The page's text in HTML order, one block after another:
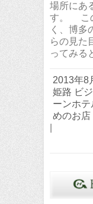
場所にあ
す。 こ
く、博多
らの見た
ってみる
2013年8
姫路 ビ
ーンホ
めのお店